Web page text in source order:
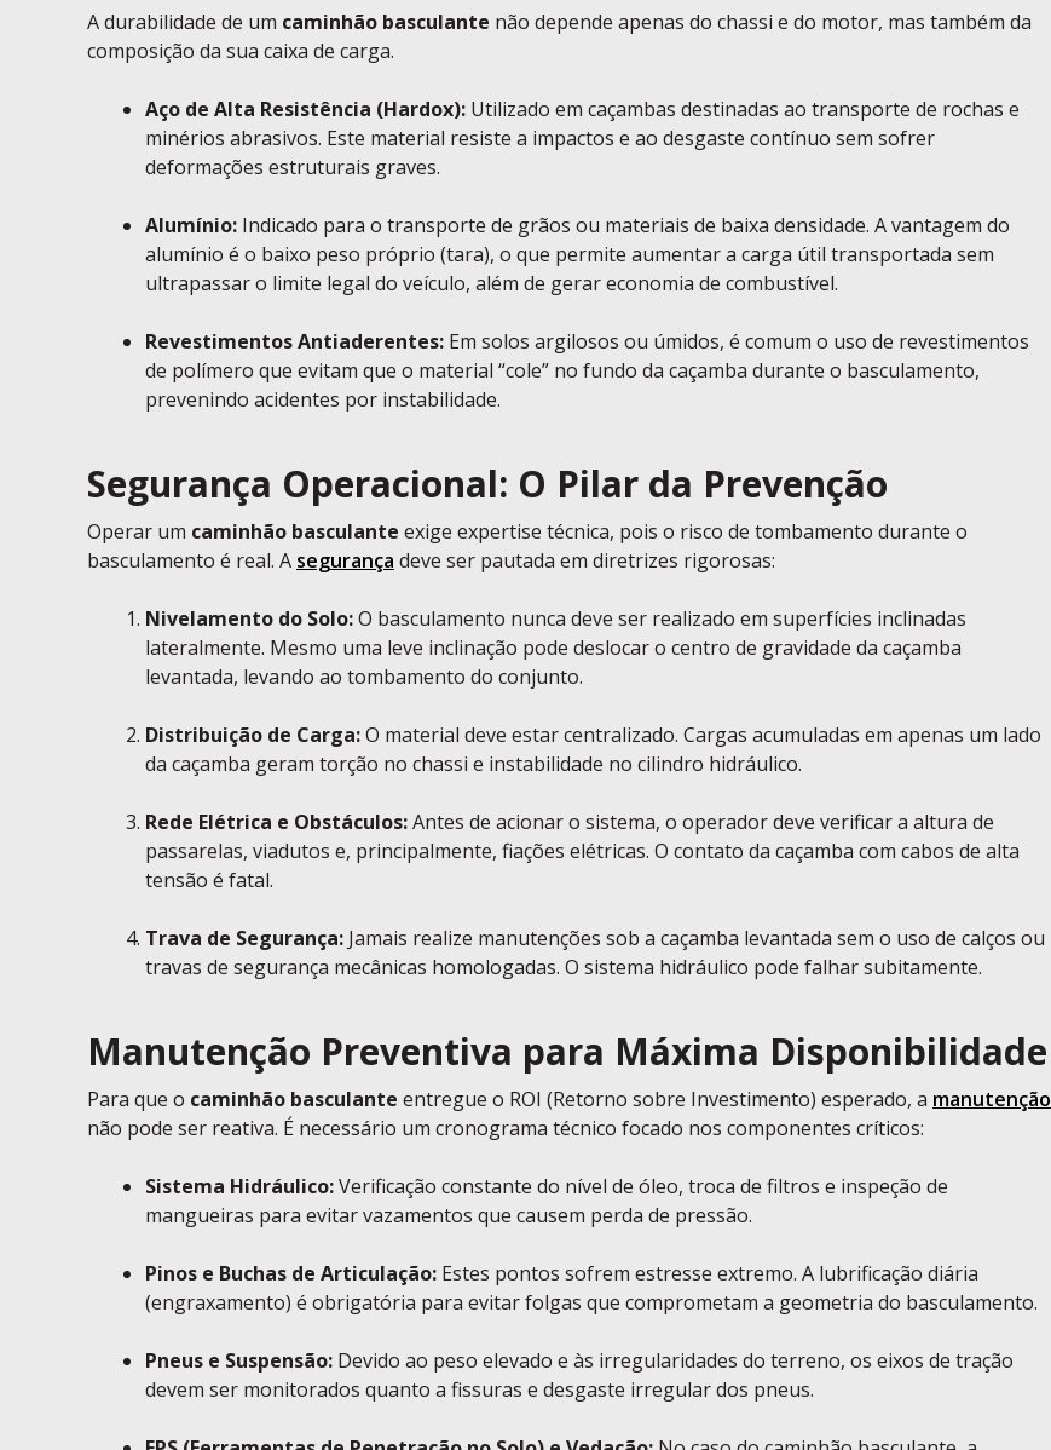
A durabilidade de um caminhão basculante não depende apenas do chassi e do motor, mas também da
composição da sua caixa de carga.
Aço de Alta Resistência (Hardox): Utilizado em caçambas destinadas ao transporte de rochas e
minérios abrasivos. Este material resiste a impactos e ao desgaste contínuo sem sofrer
deformações estruturais graves.
Alumínio: Indicado para o transporte de grãos ou materiais de baixa densidade. A vantagem do
alumínio é o baixo peso próprio (tara), o que permite aumentar a carga útil transportada sem
ultrapassar o limite legal do veículo, além de gerar economia de combustível.
Revestimentos Antiaderentes: Em solos argilosos ou úmidos, é comum o uso de revestimentos
de polímero que evitam que o material “cole” no fundo da caçamba durante o basculamento,
prevenindo acidentes por instabilidade.
Segurança Operacional: O Pilar da Prevenção
Operar um caminhão basculante exige expertise técnica, pois o risco de tombamento durante o
basculamento é real. A segurança deve ser pautada em diretrizes rigorosas:
Nivelamento do Solo:O basculamento nunca deve ser realizado em superfícies inclinadas
lateralmente. Mesmo uma leve inclinação pode deslocar o centro de gravidade da caçamba
levantada, levando ao tombamento do conjunto.
Distribuição de Carga:O material deve estar centralizado. Cargas acumuladas em apenas um lado
da caçamba geram torção no chassi e instabilidade no cilindro hidráulico.
Rede Elétrica e Obstáculos:Antes de acionar o sistema, o operador deve verificar a altura de
passarelas, viadutos e, principalmente, fiações elétricas. O contato da caçamba com cabos de alta
tensão é fatal.
Trava de Segurança: Jamais realize manutenções sob a caçamba levantada sem o uso de calços ou
travas de segurança mecânicas homologadas. O sistema hidráulico pode falhar subitamente.
Manutenção Preventiva para Máxima Disponibilidade
Para que o caminhão basculante entregue o ROI (Retorno sobre Investimento) esperado, a manutenção
não pode ser reativa. É necessário um cronograma técnico focado nos componentes críticos:
Sistema Hidráulico:Verificação constante do nível de óleo, troca de filtros e inspeção de
mangueiras para evitar vazamentos que causem perda de pressão.
Pinos e Buchas de Articulação: Estes pontos sofrem estresse extremo. A lubrificação diária
(engraxamento) é obrigatória para evitar folgas que comprometam a geometria do basculamento.
Pneus e Suspensão: Devido ao peso elevado e às irregularidades do terreno, os eixos de tração
devem ser monitorados quanto a fissuras e desgaste irregular dos pneus.